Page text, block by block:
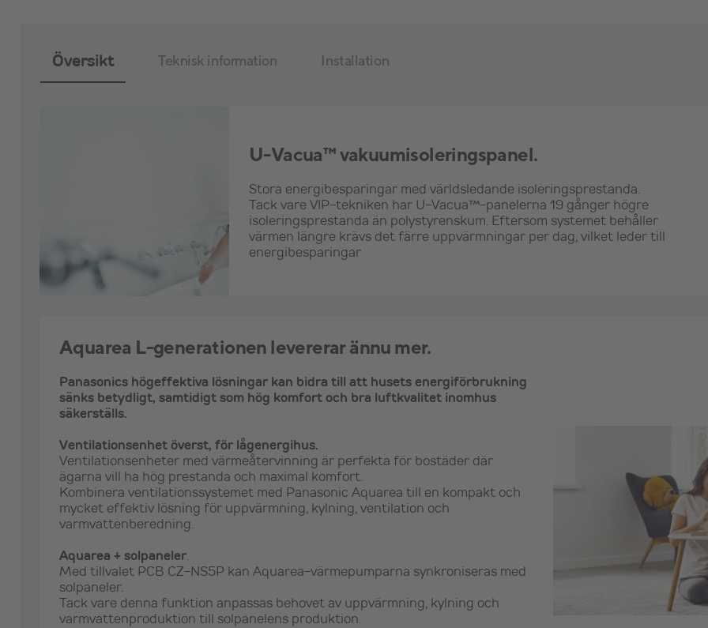
Översikt Teknisk information Installation
U-Vacua™ vakuumisoleringspanel.
Stora energibesparingar med världsledande isoleringsprestanda.
Tack vare VIP-tekniken har U-Vacua™-panelerna 19 gånger högre
isoleringsprestanda än polystyrenskum. Eftersom systemet behåller
värmen längre krävs det färre uppvärmningar per dag, vilket leder till
energibesparingar
Aquarea L-generationen levererar ännu mer.
Panasonics högeffektiva lösningar kan bidra till att husets energiförbrukning
sänks betydligt, samtidigt som hög komfort och bra luftkvalitet inomhus
säkerställs.
Ventilationsenhet överst, för lågenergihus.
Ventilationsenheter med värmeåtervinning är perfekta för bostäder där
ägarna vill ha hög prestanda och maximal komfort.
Kombinera ventilationssystemet med Panasonic Aquarea till en kompakt och
mycket effektiv lösning för uppvärmning, kylning, ventilation och
varmvattenberedning.
Aquarea + solpaneler.
Med tillvalet PCB CZ-NS5P kan Aquarea-värmepumparna synkroniseras med
solpaneler.
Tack vare denna funktion anpassas behovet av uppvärmning, kylning och
varmvattenproduktion till solpanelens produktion.